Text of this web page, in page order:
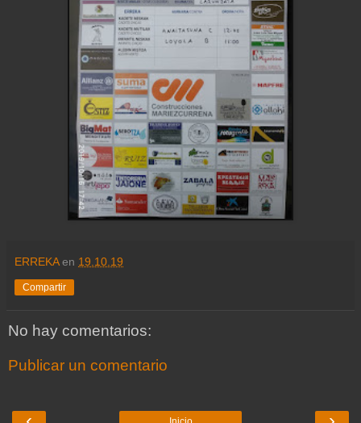
ERREKA en 19.10.19
Compartir
No hay comentarios:
Publicar un comentario